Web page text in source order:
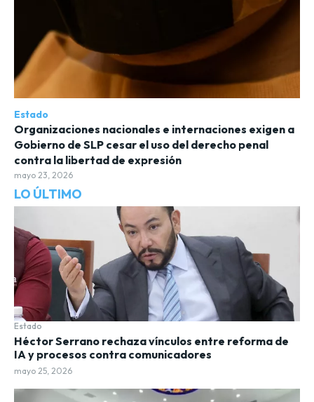
LO ÚLTIMO
Estado
Héctor Serrano rechaza vínculos entre reforma de
IA y procesos contra comunicadores
mayo 25, 2026
Estado
Organizaciones nacionales e internaciones exigen a
Gobierno de SLP cesar el uso del derecho penal
contra la libertad de expresión
mayo 23, 2026